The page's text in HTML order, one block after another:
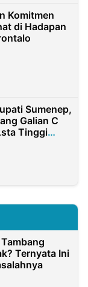
Komitmen
di Hadapan
Sumenep,
Galian C
Tinggi
Ternyata Ini